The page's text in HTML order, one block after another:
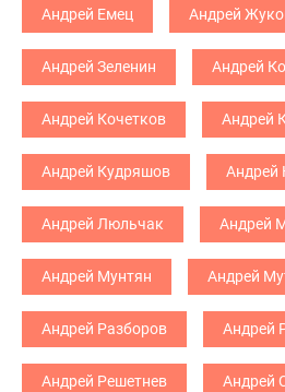
Андрей Емец Андрей
Андрей Зеленин Андрей
Андрей Кочетков Андрей
Андрей Кудряшов Андрей
Андрей Люльчак Андрей
Андрей Мунтян Андрей
Андрей Разборов Андрей
Андрей Решетнев Андрей